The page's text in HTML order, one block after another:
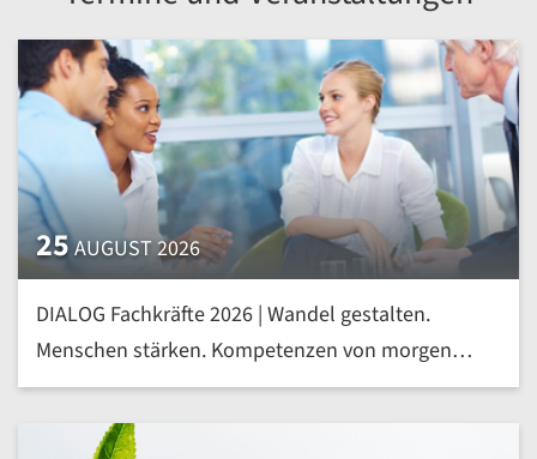
25AUGUST 2026
DIALOG Fachkräfte 2026 | Wandel gestalten.
Menschen stärken. Kompetenzen von morgen
heute entwickeln | mehr »